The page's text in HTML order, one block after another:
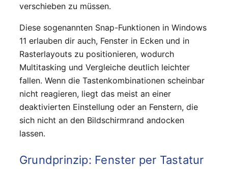
verschieben zu müssen.
Diese sogenannten Snap-Funktionen in Windows
11 erlauben dir auch, Fenster in Ecken und in
Rasterlayouts zu positionieren, wodurch
Multitasking und Vergleiche deutlich leichter
fallen. Wenn die Tastenkombinationen scheinbar
nicht reagieren, liegt das meist an einer
deaktivierten Einstellung oder an Fenstern, die
sich nicht an den Bildschirmrand andocken
lassen.
Grundprinzip: Fenster per Tastatur